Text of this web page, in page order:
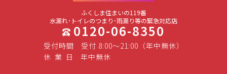
ふくしま住まいの119番
水漏れ･トイレのつまり･雨漏り等の緊急対応店
0120-06-8350
受付時間
受付 8:00～21:00（年中無休）
休 業 日 年中無休